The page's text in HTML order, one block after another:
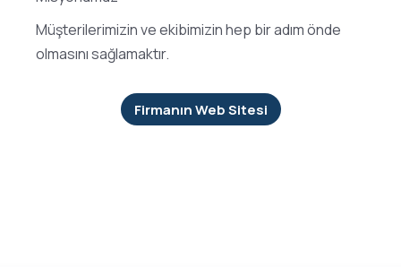
Müşterilerimizin ve ekibimizin hep bir adım önde
olmasını sağlamaktır.
Firmanın Web Sitesi